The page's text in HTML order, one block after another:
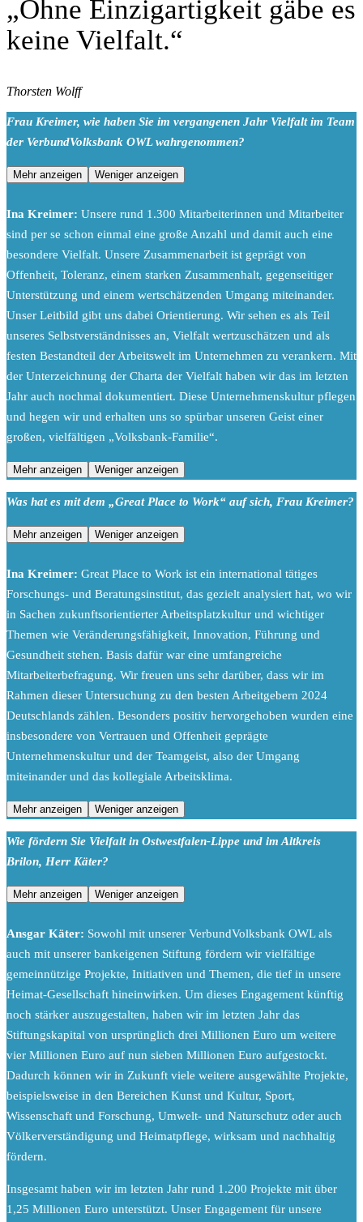
„Ohne Einzigartigkeit gäbe es
keine Vielfalt.“
Thorsten Wolff
Frau Kreimer, wie haben Sie im vergangenen Jahr Vielfalt im Team
der VerbundVolksbank OWL wahrgenommen?
Mehr anzeigen Weniger anzeigen
Ina Kreimer: Unsere rund 1.300 Mitarbeiterinnen und Mitarbeiter
sind per se schon einmal eine große Anzahl und damit auch eine
besondere Vielfalt. Unsere Zusammenarbeit ist geprägt von
Offenheit, Toleranz, einem starken Zusammenhalt, gegenseitiger
Unterstützung und einem wertschätzenden Umgang miteinander.
Unser Leitbild gibt uns dabei Orientierung. Wir sehen es als Teil
unseres Selbstverständnisses an, Vielfalt wertzuschätzen und als
festen Bestandteil der Arbeitswelt im Unternehmen zu verankern. Mit
der Unterzeichnung der Charta der Vielfalt haben wir das im letzten
Jahr auch nochmal dokumentiert. Diese Unternehmenskultur pflegen
und hegen wir und erhalten uns so spürbar unseren Geist einer
großen, vielfältigen „Volksbank-Familie“.
Mehr anzeigen Weniger anzeigen
Was hat es mit dem „Great Place to Work“ auf sich, Frau Kreimer?
Mehr anzeigen Weniger anzeigen
Ina Kreimer: Great Place to Work ist ein international tätiges
Forschungs- und Beratungsinstitut, das gezielt analysiert hat, wo wir
in Sachen zukunftsorientierter Arbeitsplatzkultur und wichtiger
Themen wie Veränderungsfähigkeit, Innovation, Führung und
Gesundheit stehen. Basis dafür war eine umfangreiche
Mitarbeiterbefragung. Wir freuen uns sehr darüber, dass wir im
Rahmen dieser Untersuchung zu den besten Arbeitgebern 2024
Deutschlands zählen. Besonders positiv hervorgehoben wurden eine
insbesondere von Vertrauen und Offenheit geprägte
Unternehmenskultur und der Teamgeist, also der Umgang
miteinander und das kollegiale Arbeitsklima.
Mehr anzeigen Weniger anzeigen
Wie fördern Sie Vielfalt in Ostwestfalen-Lippe und im Altkreis
Brilon, Herr Käter?
Mehr anzeigen Weniger anzeigen
Ansgar Käter: Sowohl mit unserer VerbundVolksbank OWL als
auch mit unserer bankeigenen Stiftung fördern wir vielfältige
gemeinnützige Projekte, Initiativen und Themen, die tief in unsere
Heimat-Gesellschaft hineinwirken. Um dieses Engagement künftig
noch stärker auszugestalten, haben wir im letzten Jahr das
Stiftungskapital von ursprünglich drei Millionen Euro um weitere
vier Millionen Euro auf nun sieben Millionen Euro aufgestockt.
Dadurch können wir in Zukunft viele weitere ausgewählte Projekte,
beispielsweise in den Bereichen Kunst und Kultur, Sport,
Wissenschaft und Forschung, Umwelt- und Naturschutz oder auch
Völkerverständigung und Heimatpflege, wirksam und nachhaltig
fördern.
Insgesamt haben wir im letzten Jahr rund 1.200 Projekte mit über
1,25 Millionen Euro unterstützt. Unser Engagement für unsere